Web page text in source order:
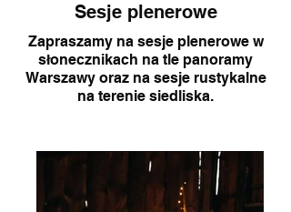
Sesje plenerowe
Zapraszamy na sesje plenerowe w
słonecznikach na tle panoramy
Warszawy oraz na sesje rustykalne
na terenie siedliska.